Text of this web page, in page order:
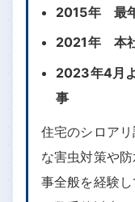
2015年 最
2021年 本
2023年4月
事
住宅のシロア
な害虫対策や
事全般を経験